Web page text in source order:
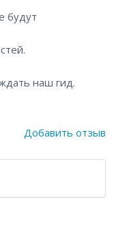
будут
наш гид.
Добавить отзыв